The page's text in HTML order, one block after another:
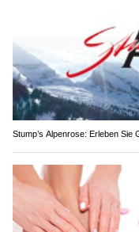
Stump’s Alpenrose: Erleben Sie